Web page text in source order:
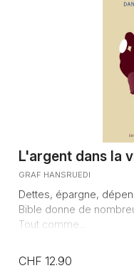
L'argent dans la
GRAF HANSRUEDI
Dettes, épargne,
Bible donne de
Tout comme...
CHF 12.90